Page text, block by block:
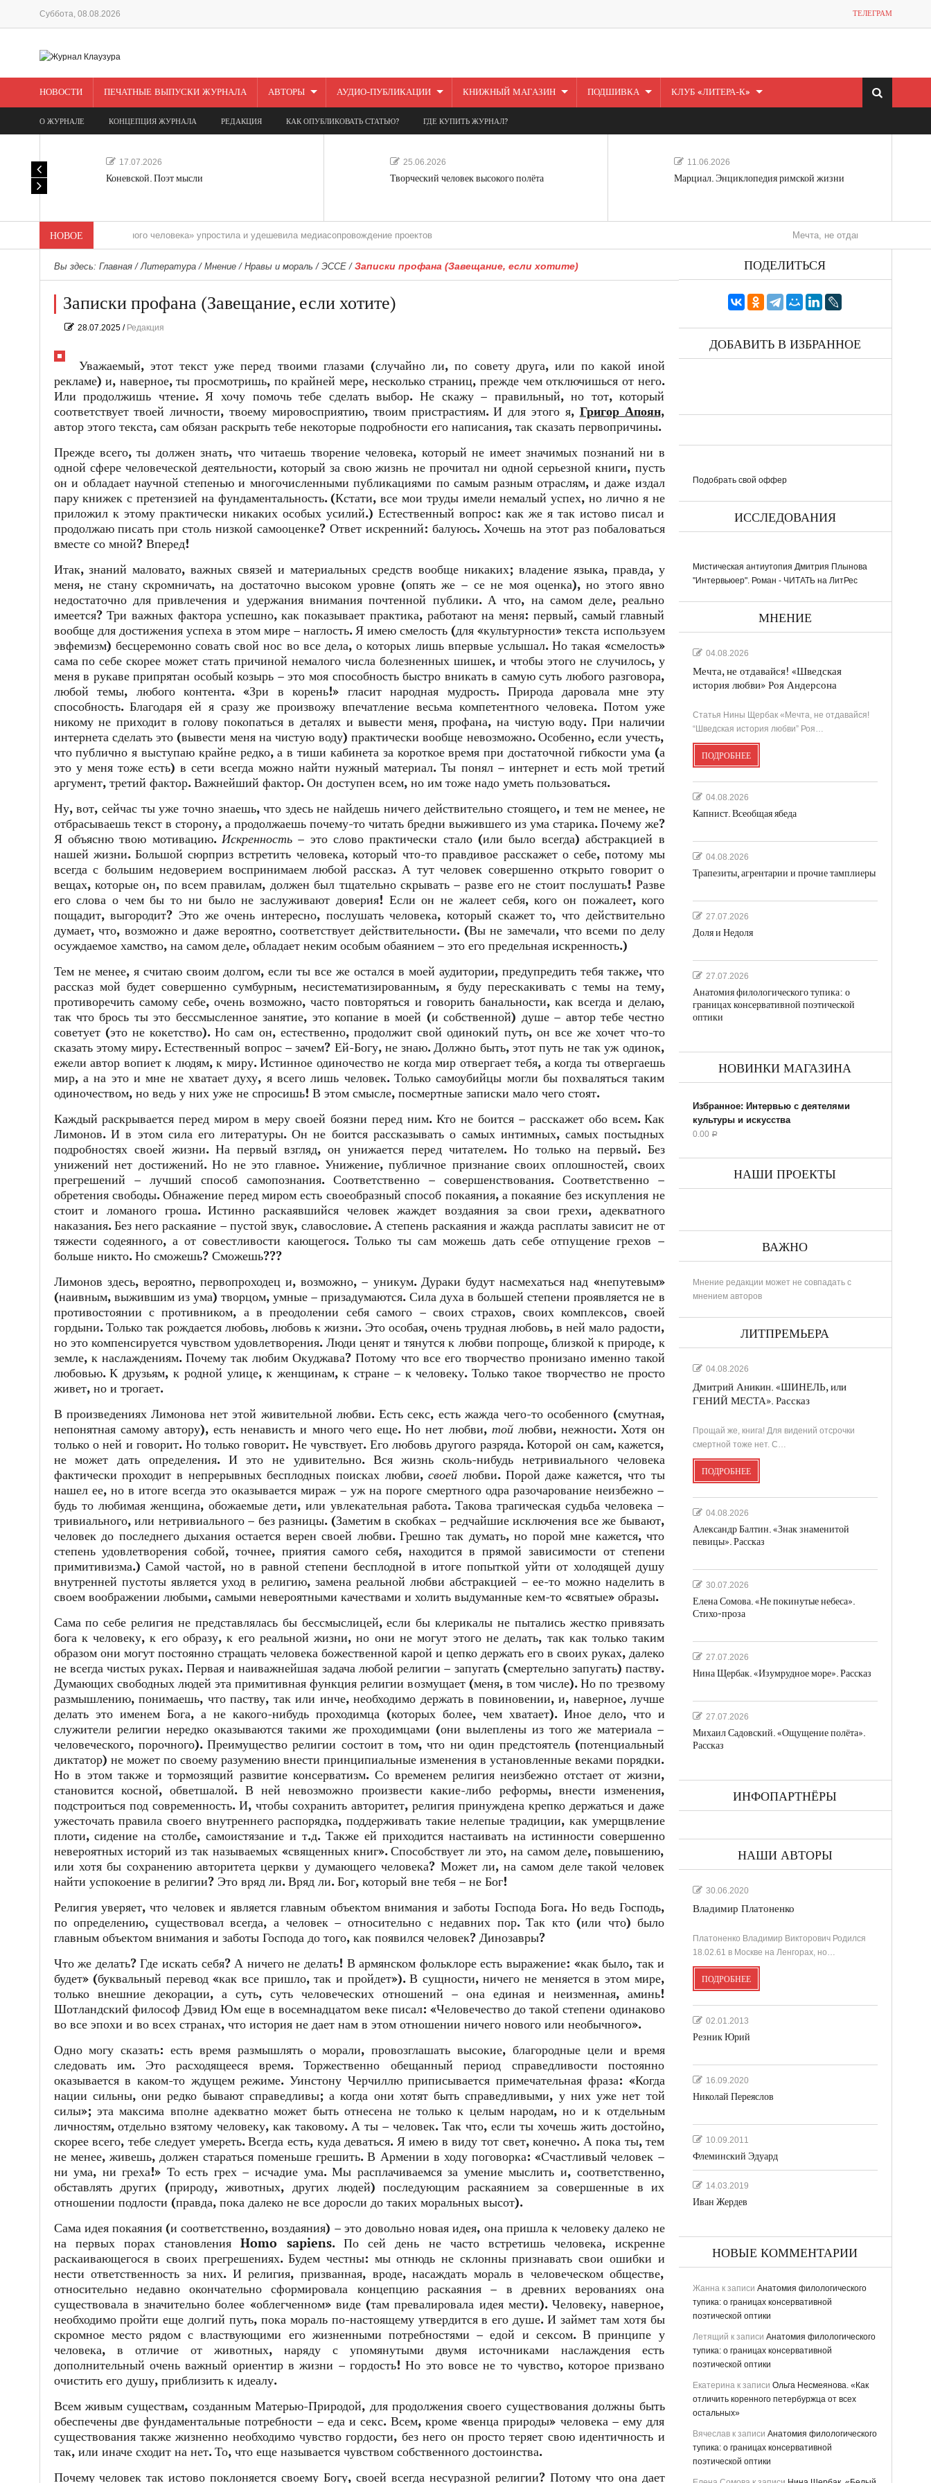
Суббота, 08.08.2026 ТЕЛЕГРАМ
НОВОСТИ ПЕЧАТНЫЕ ВЫПУСКИ ЖУРНАЛА АВТОРЫ АУДИО-ПУБЛИКАЦИИ КНИЖНЫЙ МАГАЗИН ПОДШИВКА КЛУБ «ЛИТЕРА-К»
О ЖУРНАЛЕ КОНЦЕПЦИЯ ЖУРНАЛА РЕДАКЦИЯ КАК ОПУБЛИКОВАТЬ СТАТЬЮ? ГДЕ КУПИТЬ ЖУРНАЛ?
17.07.2026
Коневской. Поэт мысли
25.06.2026
Творческий человек высокого полёта
11.06.2026
Марциал. Энциклопедия римской жизни
НОВОЕ
«Редакция одного человека» упростила и удешевила медиасопровождение проектов Мечта, не отдавайся! «Шведская история
Вы здесь: Главная/ Литература/ Мнение/ Нравы и мораль / ЭССЕ/ Записки профана (Завещание, если хотите)
Записки профана (Завещание, если хотите)
28.07.2025/ Редакция
Уважаемый, этот текст уже перед твоими глазами (случайно ли, по совету друга, или по какой иной
рекламе) и, наверное, ты просмотришь, по крайней мере, несколько страниц, прежде чем отключишься от него.
Или продолжишь чтение. Я хочу помочь тебе сделать выбор. Не скажу – правильный, но тот, который
соответствует твоей личности, твоему мировосприятию, твоим пристрастиям. И для этого я, Григор Апоян,
автор этого текста, сам обязан раскрыть тебе некоторые подробности его написания, так сказать первопричины.
Прежде всего, ты должен знать, что читаешь творение человека, который не имеет значимых познаний ни в
одной сфере человеческой деятельности, который за свою жизнь не прочитал ни одной серьезной книги, пусть
он и обладает научной степенью и многочисленными публикациями по самым разным отраслям, и даже издал
пару книжек с претензией на фундаментальность. (Кстати, все мои труды имели немалый успех, но лично я не
приложил к этому практически никаких особых усилий.) Естественный вопрос: как же я так истово писал и
продолжаю писать при столь низкой самооценке? Ответ искренний: балуюсь. Хочешь на этот раз побаловаться
вместе со мной? Вперед!
Итак, знаний маловато, важных связей и материальных средств вообще никаких; владение языка, правда, у
меня, не стану скромничать, на достаточно высоком уровне (опять же – се не моя оценка), но этого явно
недостаточно для привлечения и удержания внимания почтенной публики. А что, на самом деле, реально
имеется? Три важных фактора успешно, как показывает практика, работают на меня: первый, самый главный
вообще для достижения успеха в этом мире – наглость. Я имею смелость (для «культурности» текста используем
эвфемизм) бесцеремонно совать свой нос во все дела, о которых лишь впервые услышал. Но такая «смелость»
сама по себе скорее может стать причиной немалого числа болезненных шишек, и чтобы этого не случилось, у
меня в рукаве припрятан особый козырь – это моя способность быстро вникать в самую суть любого разговора,
любой темы, любого контента. «Зри в корень!» гласит народная мудрость. Природа даровала мне эту
способность. Благодаря ей я сразу же произвожу впечатление весьма компетентного человека. Потом уже
никому не приходит в голову покопаться в деталях и вывести меня, профана, на чистую воду. При наличии
интернета сделать это (вывести меня на чистую воду) практически вообще невозможно. Особенно, если учесть,
что публично я выступаю крайне редко, а в тиши кабинета за короткое время при достаточной гибкости ума (а
это у меня тоже есть) в сети всегда можно найти нужный материал. Ты понял – интернет и есть мой третий
аргумент, третий фактор. Важнейший фактор. Он доступен всем, но им тоже надо уметь пользоваться.
Ну, вот, сейчас ты уже точно знаешь, что здесь не найдешь ничего действительно стоящего, и тем не менее, не
отбрасываешь текст в сторону, а продолжаешь почему-то читать бредни выжившего из ума старика. Почему же?
Я объясню твою мотивацию. Искренность– это слово практически стало (или было всегда) абстракцией в
нашей жизни. Большой сюрприз встретить человека, который что-то правдивое расскажет о себе, потому мы
всегда с большим недоверием воспринимаем любой рассказ. А тут человек совершенно открыто говорит о
вещах, которые он, по всем правилам, должен был тщательно скрывать – разве его не стоит послушать! Разве
его слова о чем бы то ни было не заслуживают доверия! Если он не жалеет себя, кого он пожалеет, кого
пощадит, выгородит? Это же очень интересно, послушать человека, который скажет то, что действительно
думает, что, возможно и даже вероятно, соответствует действительности. (Вы не замечали, что всеми по делу
осуждаемое хамство, на самом деле, обладает неким особым обаянием – это его предельная искренность.)
Тем не менее, я считаю своим долгом, если ты все же остался в моей аудитории, предупредить тебя также, что
рассказ мой будет совершенно сумбурным, несистематизированным, я буду перескакивать с темы на тему,
противоречить самому себе, очень возможно, часто повторяться и говорить банальности, как всегда и делаю,
так что брось ты это бессмысленное занятие, это копание в моей (и собственной) душе – автор тебе честно
советует (это не кокетство). Но сам он, естественно, продолжит свой одинокий путь, он все же хочет что-то
сказать этому миру. Естественный вопрос – зачем? Ей-Богу, не знаю. Должно быть, этот путь не так уж одинок,
ежели автор вопиет к людям, к миру. Истинное одиночество не когда мир отвергает тебя, а когда ты отвергаешь
мир, а на это и мне не хватает духу, я всего лишь человек. Только самоубийцы могли бы похваляться таким
одиночеством, но ведь у них уже не спросишь! В этом смысле, посмертные записки мало чего стоят.
Каждый раскрывается перед миром в меру своей боязни перед ним. Кто не боится – расскажет обо всем. Как
Лимонов. И в этом сила его литературы. Он не боится рассказывать о самых интимных, самых постыдных
подробностях своей жизни. На первый взгляд, он унижается перед читателем. Но только на первый. Без
унижений нет достижений. Но не это главное. Унижение, публичное признание своих оплошностей, своих
прегрешений – лучший способ самопознания. Соответственно – совершенствования. Соответственно –
обретения свободы. Обнажение перед миром есть своеобразный способ покаяния, а покаяние без искупления не
стоит и ломаного гроша. Истинно раскаявшийся человек жаждет воздаяния за свои грехи, адекватного
наказания. Без него раскаяние – пустой звук, славословие. А степень раскаяния и жажда расплаты зависит не от
тяжести содеянного, а от совестливости кающегося. Только ты сам можешь дать себе отпущение грехов –
больше никто. Но сможешь? Сможешь???
Лимонов здесь, вероятно, первопроходец и, возможно, – уникум. Дураки будут насмехаться над «непутевым»
(наивным, выжившим из ума) творцом, умные – призадумаются. Сила духа в большей степени проявляется не в
противостоянии с противником, а в преодолении себя самого – своих страхов, своих комплексов, своей
гордыни. Только так рождается любовь, любовь к жизни. Это особая, очень трудная любовь, в ней мало радости,
но это компенсируется чувством удовлетворения. Люди ценят и тянутся к любви попроще, близкой к природе, к
земле, к наслаждениям. Почему так любим Окуджава? Потому что все его творчество пронизано именно такой
любовью. К друзьям, к родной улице, к женщинам, к стране – к человеку. Только такое творчество не просто
живет, но и трогает.
В произведениях Лимонова нет этой живительной любви. Есть секс, есть жажда чего-то особенного (смутная,
непонятная самому автору), есть ненависть и много чего еще. Но нет любви, тойлюбви, нежности. Хотя он
только о ней и говорит. Но только говорит. Не чувствует. Его любовь другого разряда. Которой он сам, кажется,
не может дать определения. И это не удивительно. Вся жизнь сколь-нибудь нетривиального человека
фактически проходит в непрерывных бесплодных поисках любви,своей любви. Порой даже кажется, что ты
нашел ее, но в итоге всегда это оказывается мираж – уж на пороге смертного одра разочарование неизбежно –
будь то любимая женщина, обожаемые дети, или увлекательная работа. Такова трагическая судьба человека –
тривиального, или нетривиального – без разницы. (Заметим в скобках – редчайшие исключения все же бывают,
человек до последнего дыхания остается верен своей любви. Грешно так думать, но порой мне кажется, что
степень удовлетворения собой, точнее, приятия самого себя, находится в прямой зависимости от степени
примитивизма.) Самой частой, но в равной степени бесплодной в итоге попыткой уйти от холодящей душу
внутренней пустоты является уход в религию, замена реальной любви абстракцией – ее-то можно наделить в
своем воображении любыми, самыми невероятными качествами и холить выдуманные кем-то «святые» образы.
Сама по себе религия не представлялась бы бессмыслицей, если бы клерикалы не пытались жестко привязать
бога к человеку, к его образу, к его реальной жизни, но они не могут этого не делать, так как только таким
образом они могут постоянно стращать человека божественной карой и цепко держать его в своих руках, далеко
не всегда чистых руках. Первая и наиважнейшая задача любой религии – запугать (смертельно запугать) паству.
Думающих свободных людей эта примитивная функция религии возмущает (меня, в том числе). Но по трезвому
размышлению, понимаешь, что паству, так или инче, необходимо держать в повиновении, и, наверное, лучше
делать это именем Бога, а не какого-нибудь проходимца (которых более, чем хватает). Иное дело, что и
служители религии нередко оказываются такими же проходимцами (они вылеплены из того же материала –
человеческого, порочного). Преимущество религии состоит в том, что ни один предстоятель (потенциальный
диктатор) не может по своему разумению внести принципиальные изменения в установленные веками порядки.
Но в этом также и тормозящий развитие консерватизм. Со временем религия неизбежно отстает от жизни,
становится косной, обветшалой. В ней невозможно произвести какие-либо реформы, внести изменения,
подстроиться под современность. И, чтобы сохранить авторитет, религия принуждена крепко держаться и даже
ужесточать правила своего внутреннего распорядка, поддерживать такие нелепые традиции, как умерщвление
плоти, сидение на столбе, самоистязание и т.д. Также ей приходится настаивать на истинности совершенно
невероятных историй из так называемых «священных книг». Способствует ли это, на самом деле, повышению,
или хотя бы сохранению авторитета церкви у думающего человека? Может ли, на самом деле такой человек
найти успокоение в религии? Это вряд ли. Вряд ли. Бог, который вне тебя – не Бог!
Религия уверяет, что человек и является главным объектом внимания и заботы Господа Бога. Но ведь Господь,
по определению, существовал всегда, а человек – относительно с недавних пор. Так кто (или что) было
главным объектом внимания и заботы Господа до того, как появился человек? Динозавры?
Что же делать? Где искать себя? А ничего не делать! В армянском фольклоре есть выражение: «как было, так и
будет» (буквальный перевод «как все пришло, так и пройдет»). В сущности, ничего не меняется в этом мире,
только внешние декорации, а суть, суть человеческих отношений – она единая и неизменная, аминь!
Шотландский философ Дэвид Юм еще в восемнадцатом веке писал: «Человечество до такой степени одинаково
во все эпохи и во всех странах, что история не дает нам в этом отношении ничего нового или необычного».
Одно могу сказать: есть время размышлять о морали, провозглашать высокие, благородные цели и время
следовать им. Это расходящееся время. Торжественно обещанный период справедливости постоянно
оказывается в каком-то ждущем режиме. Уинстону Черчиллю приписывается примечательная фраза: «Когда
нации сильны, они редко бывают справедливы; а когда они хотят быть справедливыми, у них уже нет той
силы»; эта максима вполне адекватно может быть отнесена не только к целым народам, но и к отдельным
личностям, отдельно взятому человеку, как таковому. А ты – человек. Так что, если ты хочешь жить достойно,
скорее всего, тебе следует умереть. Всегда есть, куда деваться. Я имею в виду тот свет, конечно. А пока ты, тем
не менее, живешь, должен стараться поменьше грешить. В Армении в ходу поговорка: «Счастливый человек –
ни ума, ни греха!» То есть грех – исчадие ума. Мы расплачиваемся за умение мыслить и, соответственно,
обставлять других (природу, животных, других людей) последующим раскаянием за совершенные в их
отношении подлости (правда, пока далеко не все доросли до таких моральных высот).
Сама идея покаяния (и соответственно, воздаяния) – это довольно новая идея, она пришла к человеку далеко не
на первых порах становления Homo sapiens. По сей день не часто встретишь человека, искренне
раскаивающегося в своих прегрешениях. Будем честны: мы отнюдь не склонны признавать свои ошибки и
нести ответственность за них. И религия, призванная, вроде, насаждать мораль в человеческом обществе,
относительно недавно окончательно сформировала концепцию раскаяния – в древних верованиях она
существовала в значительно более «облегченном» виде (там превалировала идея мести). Человеку, наверное,
необходимо пройти еще долгий путь, пока мораль по-настоящему утвердится в его душе. И займет там хотя бы
скромное место рядом с властвующими его жизненными потребностями – едой и сексом. В принципе у
человека, в отличие от животных, наряду с упомянутыми двумя источниками наслаждения есть
дополнительный очень важный ориентир в жизни – гордость! Но это вовсе не то чувство, которое призвано
очистить его душу, приблизить к идеалу.
Всем живым существам, созданным Матерью-Природой, для продолжения своего существования должны быть
обеспечены две фундаментальные потребности – еда и секс. Всем, кроме «венца природы» человека – ему для
существования также жизненно необходимо чувство гордости, без него он просто теряет свою идентичность и
так, или иначе сходит на нет. То, что еще называется чувством собственного достоинства.
Почему человек так истово поклоняется своему Богу, своей всегда несуразной религии? Потому что она дает
ПОДЕЛИТЬСЯ
ДОБАВИТЬ В ИЗБРАННОЕ
Подобрать свой оффер
ИССЛЕДОВАНИЯ
Мистическая антиутопия Дмитрия Плынова
"Интервьюер". Роман - ЧИТАТЬ на ЛитРес
МНЕНИЕ
04.08.2026
Мечта, не отдавайся! «Шведская
история любви» Роя Андерсона
Статья Нины Щербак «Мечта, не отдавайся!
“Шведская история любви” Роя…
ПОДРОБНЕЕ
04.08.2026
Капнист. Всеобщая ябеда
04.08.2026
Трапезиты, агрентарии и прочие тамплиеры
27.07.2026
Доля и Недоля
27.07.2026
Анатомия филологического тупика: о
границах консервативной поэтической
оптики
НОВИНКИ МАГАЗИНА
Избранное: Интервью с деятелями
культуры и искусства
0.00 Р
НАШИ ПРОЕКТЫ
ВАЖНО
Мнение редакции может не совпадать с
мнением авторов
ЛИТПРЕМЬЕРА
04.08.2026
Дмитрий Аникин. «ШИНЕЛЬ, или
ГЕНИЙ МЕСТА». Рассказ
Прощай же, книга! Для видений отсрочки
смертной тоже нет. С…
ПОДРОБНЕЕ
04.08.2026
Александр Балтин. «Знак знаменитой
певицы». Рассказ
30.07.2026
Елена Сомова. «Не покинутые небеса».
Стихо-проза
27.07.2026
Нина Щербак. «Изумрудное море». Рассказ
27.07.2026
Михаил Садовский. «Ощущение полёта».
Рассказ
ИНФОПАРТНЁРЫ
НАШИ АВТОРЫ
30.06.2020
Владимир Платоненко
Платоненко Владимир Викторович Родился
18.02.61 в Москве на Ленгорах, но…
ПОДРОБНЕЕ
02.01.2013
Резник Юрий
16.09.2020
Николай Переяслов
10.09.2011
Флеминский Эдуард
14.03.2019
Иван Жердев
НОВЫЕ КОММЕНТАРИИ
Жаннак записи Анатомия филологического
тупика: о границах консервативной
поэтической оптики
Летящий к записи Анатомия филологического
тупика: о границах консервативной
поэтической оптики
Екатеринак записи Ольга Несмеянова. «Как
отличить коренного петербуржца от всех
остальных»
Вячеславк записи Анатомия филологического
тупика: о границах консервативной
поэтической оптики